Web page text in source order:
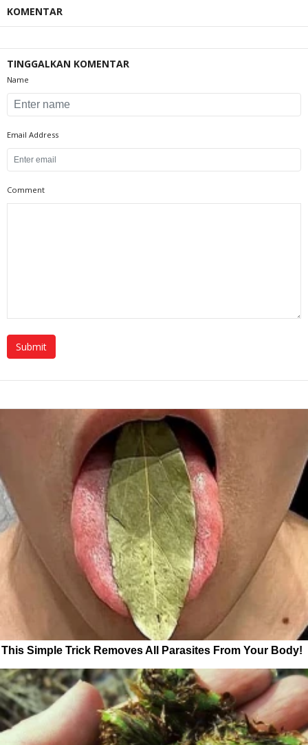
KOMENTAR
TINGGALKAN KOMENTAR
Name
Email Address
Comment
This Simple Trick Removes All Parasites From Your Body!